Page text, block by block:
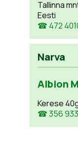
Tallinna
Eesti
☎ 472
Narva
Albion
Kerese
☎ 356